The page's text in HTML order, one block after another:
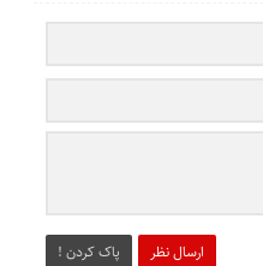
ارسال نظر پاک کردن !